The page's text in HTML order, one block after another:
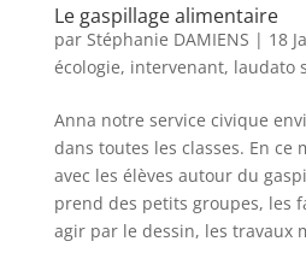
Le gaspillage alimentaire
par Stéphanie DAMIENS | 18
écologie, intervenant, laudato
Anna notre service civique
dans toutes les classes. En ce
avec les élèves autour du
prend des petits groupes, les
agir par le dessin, les travaux